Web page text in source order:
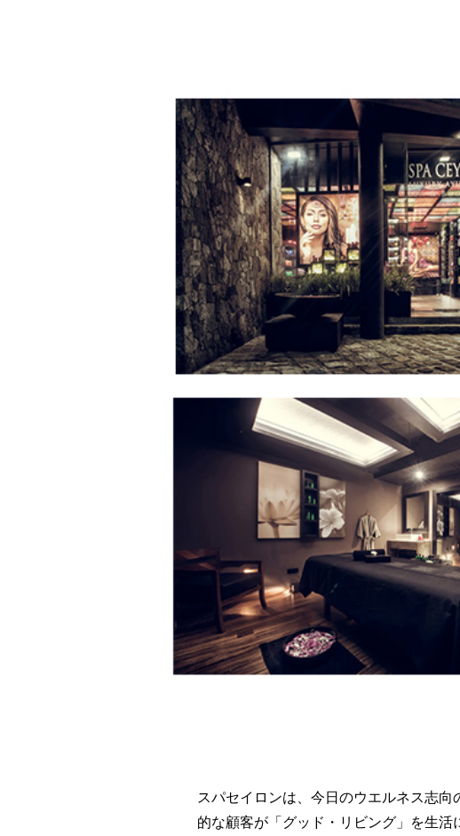
スパセイロンは、今日のウエルネス志
的な顧客が「グッド・リビング」を生活